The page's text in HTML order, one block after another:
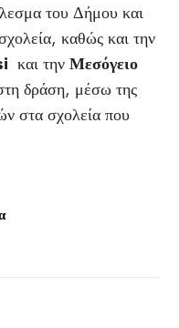
του Δήμου και
καθώς και την
και τηνΜεσόγειο
δράση, μέσω της
στα σχολεία που